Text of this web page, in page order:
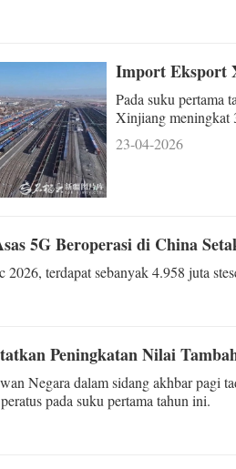
Import Eksport
Pada suku pertama
Xinjiang meningkat
(RM64.8 bilion).
yang pernah julung
23-04-2026
5G Beroperasi di China
terdapat sebanyak 4.958 juta
Peningkatan Nilai
Negara dalam sidang akhbar pagi
pada suku pertama tahun ini.